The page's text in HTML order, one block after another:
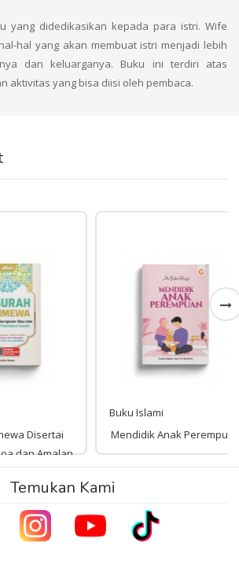
yang didedikasikan kepada para istri. Wife
hal yang akan membuat istri menjadi lebih
dan keluarganya. Buku ini terdiri atas
aktivitas yang bisa diisi oleh pembaca.
Amalan
Buku Islami
Mendidik Anak Perempuan
Rp 125,000
Temukan Kami